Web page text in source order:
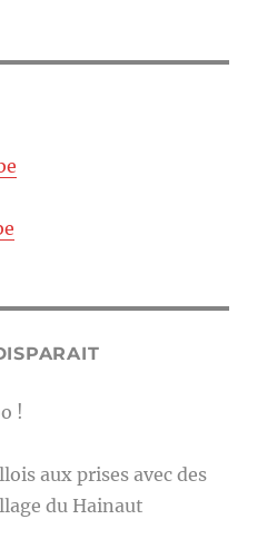
!
aux prises avec des
du Hainaut